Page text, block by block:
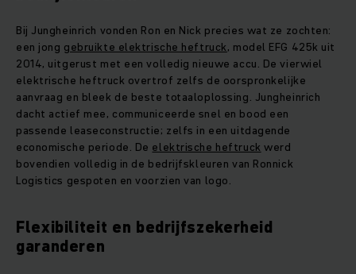
Bij Jungheinrich vonden Ron en Nick precies wat ze zochten:
een jong gebruikte elektrische heftruck, model EFG 425k uit
2014, uitgerust met een volledig nieuwe accu. De vierwiel
elektrische heftruck overtrof zelfs de oorspronkelijke
aanvraag en bleek de beste totaaloplossing. Jungheinrich
dacht actief mee, communiceerde snel en bood een
passende leaseconstructie; zelfs in een uitdagende
economische periode. De elektrische heftruck werd
bovendien volledig in de bedrijfskleuren van Ronnick
Logistics gespoten en voorzien van logo.
Flexibiliteit en bedrijfszekerheid
garanderen